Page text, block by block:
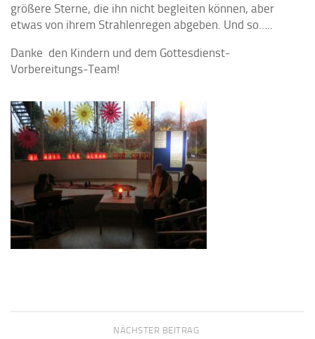
größere Sterne, die ihn nicht begleiten können, aber
etwas von ihrem Strahlenregen abgeben. Und so…..
Danke den Kindern und dem Gottesdienst-
Vorbereitungs-Team!
NÄCHSTER BEITRAG